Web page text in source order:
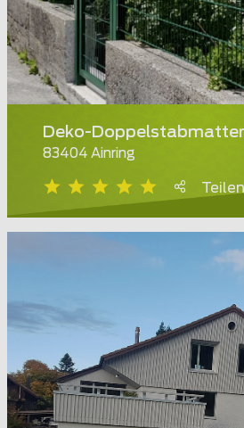
Deko-
83404 Ainring
Teilen